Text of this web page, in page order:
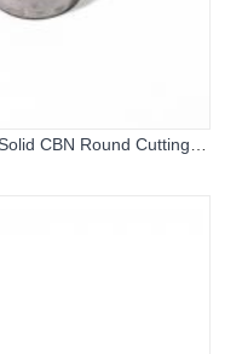
CBN Round Cutting